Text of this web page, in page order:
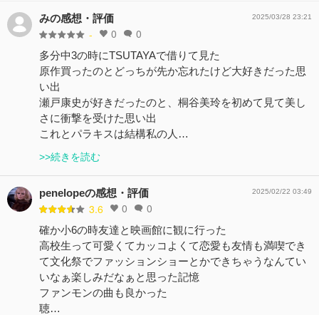
みの感想・評価
- 0 0
2025/03/28 23:21
多分中3の時にTSUTAYAで借りて見た
原作買ったのとどっちが先か忘れたけど大好きだった思
い出
瀬戸康史が好きだったのと、桐谷美玲を初めて見て美し
さに衝撃を受けた思い出
これとパラキスは結構私の人…
>>続きを読む
penelopeの感想・評価
3.6 0 0
2025/02/22 03:49
確か小6の時友達と映画館に観に行った
高校生って可愛くてカッコよくて恋愛も友情も満喫でき
て文化祭でファッションショーとかできちゃうなんてい
いなぁ楽しみだなぁと思った記憶
ファンモンの曲も良かった
聴…